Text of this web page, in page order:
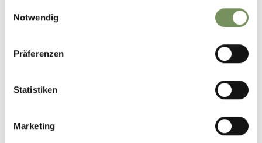
Notwendig
Präferenzen
Statistiken
Marketing
Chiuso: 8 novembre - 25 dicembre
Inverno: 25 dicembre - 6 gennaio